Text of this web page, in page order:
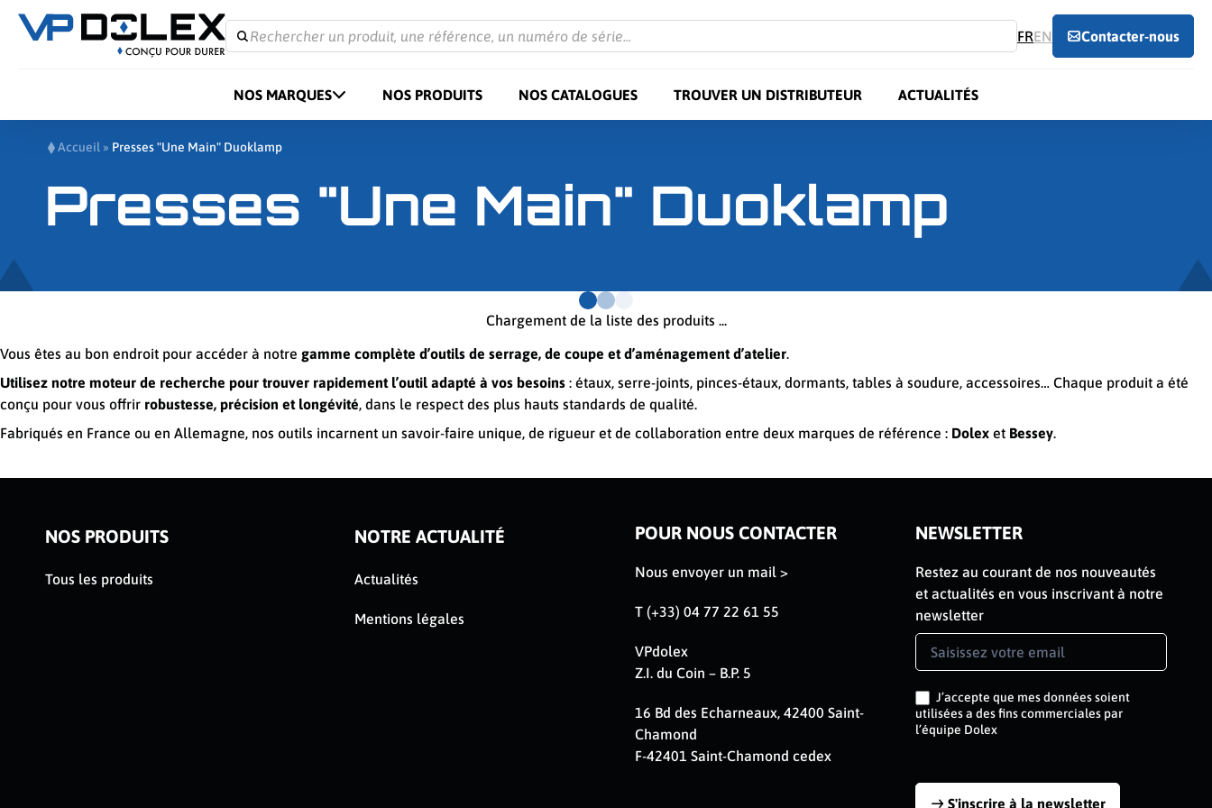
Rechercher un produit, une référence, un numéro de série... FREN Contacter-nous
NOS MARQUES NOS PRODUITS NOS CATALOGUES TROUVER UN DISTRIBUTEUR ACTUALITÉS
Accueil » Presses "Une Main" Duoklamp
Presses "Une Main" Duoklamp
Chargement de la liste des produits ...
Vous êtes au bon endroit pour accéder à notre gamme complète d’outils de serrage, de coupe et d’aménagement d’atelier.
Utilisez notre moteur de recherche pour trouver rapidement l’outil adapté à vos besoins : étaux, serre-joints, pinces-étaux, dormants, tables à soudure, accessoires… Chaque produit a été
conçu pour vous offrir robustesse, précision et longévité, dans le respect des plus hauts standards de qualité.
Fabriqués en France ou en Allemagne, nos outils incarnent un savoir-faire unique, de rigueur et de collaboration entre deux marques de référence : Dolex et Bessey.
NOS PRODUITS
Tous les produits
NOTRE ACTUALITÉ
Actualités
Mentions légales
POUR NOUS CONTACTER
Nous envoyer un mail >
T (+33) 04 77 22 61 55
VPdolex
Z.I. du Coin – B.P. 5
16 Bd des Echarneaux, 42400 Saint-
Chamond
F-42401 Saint-Chamond cedex
NEWSLETTER
Restez au courant de nos nouveautés
et actualités en vous inscrivant à notre
newsletter
Newsletter
Signup
J’accepte que mes données soient
utilisées a des fins commerciales par
l’équipe Dolex
S'inscrire à la newsletter